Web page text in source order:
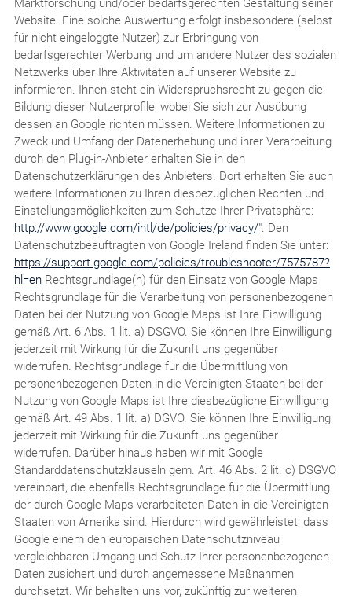
Website. Eine solche Auswertung erfolgt insbesondere (selbst
für nicht eingeloggte Nutzer) zur Erbringung von
bedarfsgerechter Werbung und um andere Nutzer des sozialen
Netzwerks über Ihre Aktivitäten auf unserer Website zu
informieren. Ihnen steht ein Widerspruchsrecht zu gegen die
Bildung dieser Nutzerprofile, wobei Sie sich zur Ausübung
dessen an Google richten müssen. Weitere Informationen zu
Zweck und Umfang der Datenerhebung und ihrer Verarbeitung
durch den Plug-in-Anbieter erhalten Sie in den
Datenschutzerklärungen des Anbieters. Dort erhalten Sie auch
weitere Informationen zu Ihren diesbezüglichen Rechten und
Einstellungsmöglichkeiten zum Schutze Ihrer Privatsphäre:
http://www.google.com/intl/de/policies/privacy/". Den
Datenschutzbeauftragten von Google Ireland finden Sie unter:
https://support.google.com/policies/troubleshooter/7575787?
hl=enRechtsgrundlage(n) für den Einsatz von Google Maps
Rechtsgrundlage für die Verarbeitung von personenbezogenen
Daten bei der Nutzung von Google Maps ist Ihre Einwilligung
gemäß Art. 6 Abs. 1 lit. a) DSGVO. Sie können Ihre Einwilligung
jederzeit mit Wirkung für die Zukunft uns gegenüber
widerrufen. Rechtsgrundlage für die Übermittlung von
personenbezogenen Daten in die Vereinigten Staaten bei der
Nutzung von Google Maps ist Ihre diesbezügliche Einwilligung
gemäß Art. 49 Abs. 1 lit. a) DGVO. Sie können Ihre Einwilligung
jederzeit mit Wirkung für die Zukunft uns gegenüber
widerrufen. Darüber hinaus haben wir mit Google
Standarddatenschutzklauseln gem. Art. 46 Abs. 2 lit. c) DSGVO
vereinbart, die ebenfalls Rechtsgrundlage für die Übermittlung
der durch Google Maps verarbeiteten Daten in die Vereinigten
Staaten von Amerika sind. Hierdurch wird gewährleistet, dass
Google einem den europäischen Datenschutzniveau
vergleichbaren Umgang und Schutz Ihrer personenbezogenen
Daten zusichert und durch angemessene Maßnahmen
durchsetzt. Wir behalten uns vor, zukünftig zur weiteren